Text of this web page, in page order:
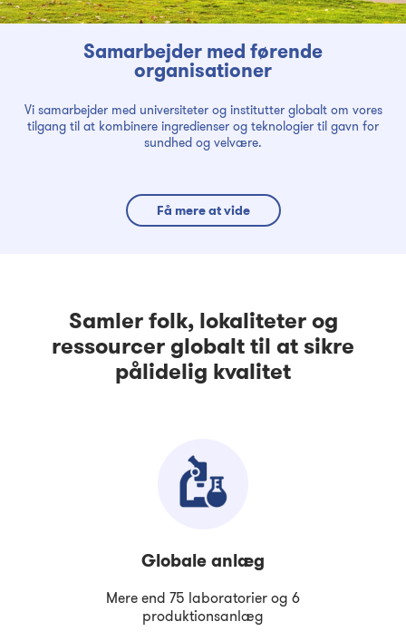
Samarbejder med førende
organisationer
Vi samarbejder med universiteter og institutter globalt om vores
tilgang til at kombinere ingredienser og teknologier til gavn for
sundhed og velvære.
Få mere at vide
Samler folk, lokaliteter og
ressourcer globalt til at sikre
pålidelig kvalitet
Globale anlæg
Mere end 75 laboratorier og 6
produktionsanlæg